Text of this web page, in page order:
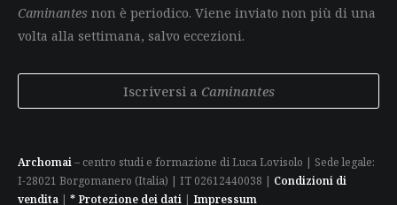
Caminantes non è periodico. Viene inviato non più di una
volta alla settimana, salvo eccezioni.
Iscriversi a Caminantes
Archomai– centro studi e formazione di Luca Lovisolo | Sede legale:
I-28021 Borgomanero (Italia) | IT 02612440038 | Condizioni di
vendita | * Protezione dei dati | Impressum